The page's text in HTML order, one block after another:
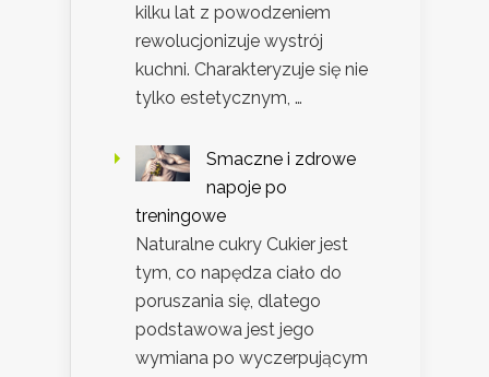
kilku lat z powodzeniem
rewolucjonizuje wystrój
kuchni. Charakteryzuje się nie
tylko estetycznym, …
Smaczne i zdrowe
napoje po
treningowe
Naturalne cukry Cukier jest
tym, co napędza ciało do
poruszania się, dlatego
podstawowa jest jego
wymiana po wyczerpującym